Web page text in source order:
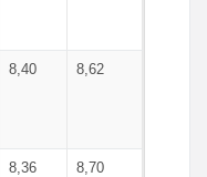
8,40 8,62
8,36 8,70